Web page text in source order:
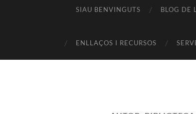
SIAU BENVINGUTS BLOG DE
ENLLAÇOS I RECURSOS